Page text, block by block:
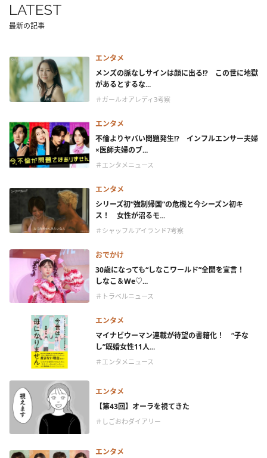
LATEST
最新の記事
エンタメ
メンズの脈なしサインは顔に出る!? この世に地獄
があるとするな...
＃ガールオアレディ3考察
エンタメ
不倫よりヤバい問題発生!? インフルエンサー夫婦
×医師夫婦のブ...
＃エンタメニュース
エンタメ
シリーズ初“強制帰国”の危機と今シーズン初キ
ス！ 女性が沼るモ...
＃シャッフルアイランド7考察
おでかけ
30歳になっても“しなこワールド”全開を宣言！
しなこ＆We♡...
＃トラベルニュース
エンタメ
マイナビウーマン連載が待望の書籍化！ “子な
し”既婚女性11人...
＃エンタメニュース
エンタメ
【第43回】オーラを視てきた
＃しごおわダイアリー
エンタメ